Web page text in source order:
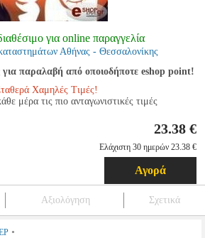
για online παραγγελία
Αθήνας - Θεσσαλονίκης
παραλαβή από οποιοδήποτε eshop point!
Χαμηλές Τιμές!
μέρα τις πιο ανταγωνιστικές τιμές
23.38 €
Ελάχιστη 30 ημερών 23.38 €
Αγορά
Αξιολόγηση Σχετικά
•